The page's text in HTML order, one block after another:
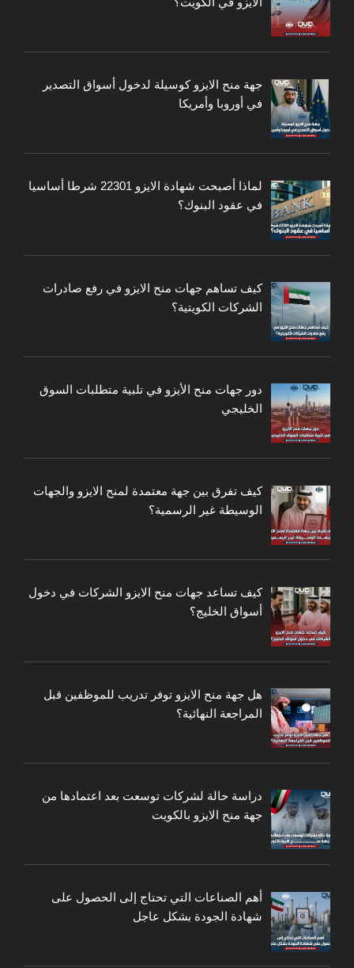
جهة منح الايزو كوسيلة لدخول أسواق التصدير
في أوروبا وأمريكا
لماذا أصبحت شهادة الايزو 22301 شرطا أساسيا
في عقود البنوك؟
كيف تساهم جهات منح الايزو في رفع صادرات
الشركات الكويتية؟
دور جهات منح الأيزو في تلبية متطلبات السوق
الخليجي
كيف تفرق بين جهة معتمدة لمنح الايزو والجهات
الوسيطة غير الرسمية؟
كيف تساعد جهات منح الايزو الشركات في دخول
أسواق الخليج؟
هل جهة منح الايزو توفر تدريب للموظفين قبل
المراجعة النهائية؟
دراسة حالة لشركات توسعت بعد اعتمادها من
جهة منح الايزو بالكويت
أهم الصناعات التي تحتاج إلى الحصول على
شهادة الجودة بشكل عاجل